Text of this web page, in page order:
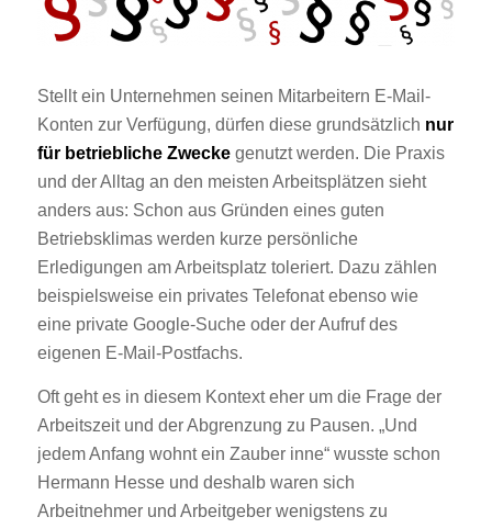
Stellt ein Unternehmen seinen Mitarbeitern E-Mail-
Konten zur Verfügung, dürfen diese grundsätzlich nur
für betriebliche Zweckegenutzt werden. Die Praxis
und der Alltag an den meisten Arbeitsplätzen sieht
anders aus: Schon aus Gründen eines guten
Betriebsklimas werden kurze persönliche
Erledigungen am Arbeitsplatz toleriert. Dazu zählen
beispielsweise ein privates Telefonat ebenso wie
eine private Google-Suche oder der Aufruf des
eigenen E-Mail-Postfachs.
Oft geht es in diesem Kontext eher um die Frage der
Arbeitszeit und der Abgrenzung zu Pausen. „Und
jedem Anfang wohnt ein Zauber inne“ wusste schon
Hermann Hesse und deshalb waren sich
Arbeitnehmer und Arbeitgeber wenigstens zu